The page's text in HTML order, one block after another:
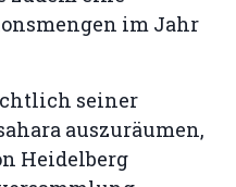
im Jahr
seiner
auszuräumen,
Heidelberg